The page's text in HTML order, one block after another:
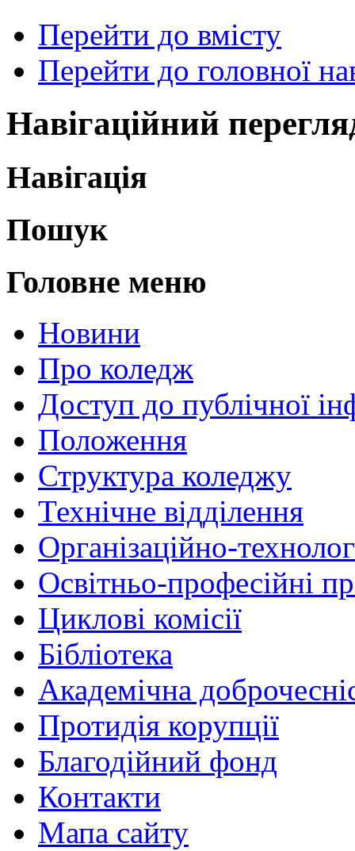
Перейти до вмісту
Перейти до головної
Навігаційний
Навігація
Пошук
Головне меню
Новини
Про коледж
Доступ до публічної
Положення
Структура коледжу
Технічне відділення
Організаційно-
Освітньо-професійні
Циклові комісії
Бібліотека
Академічна
Протидія корупції
Благодійний фонд
Контакти
Мапа сайту